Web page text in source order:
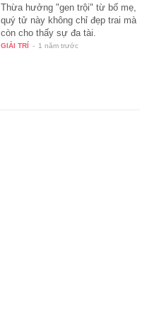
Thừa hưởng "gen trội" từ bố mẹ,
quý tử này không chỉ đẹp trai mà
còn cho thấy sự đa tài.
GIẢI TRÍ - 1 năm trước